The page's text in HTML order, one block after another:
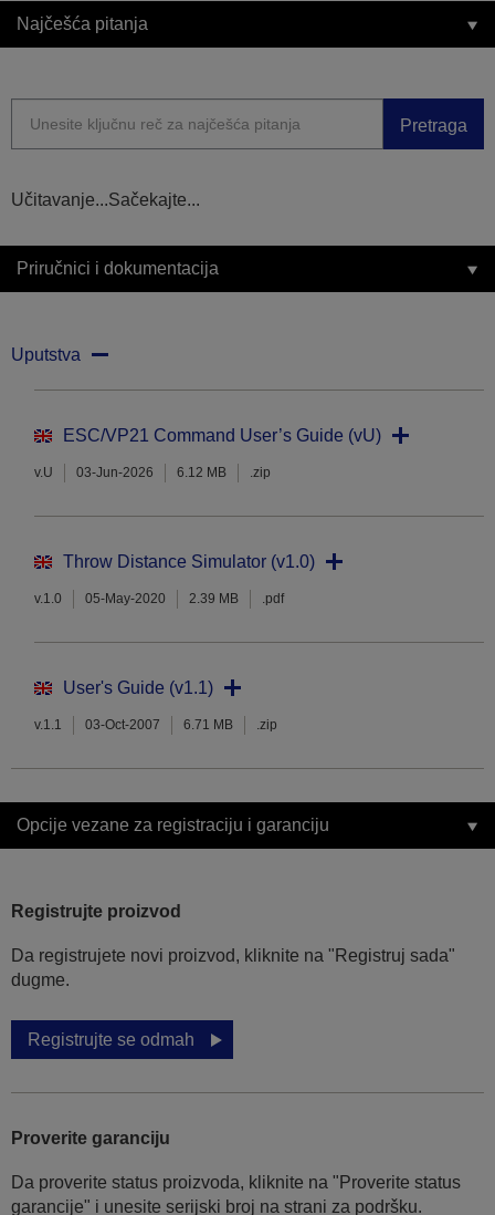
Najčešća pitanja
Pretraga
Učitavanje...Sačekajte...
Priručnici i dokumentacija
Uputstva
ESC/VP21 Command User’s Guide (vU)
v.U 03-Jun-2026 6.12 MB .zip
Throw Distance Simulator (v1.0)
v.1.0 05-May-2020 2.39 MB .pdf
User's Guide (v1.1)
v.1.1 03-Oct-2007 6.71 MB .zip
Opcije vezane za registraciju i garanciju
Registrujte proizvod
Da registrujete novi proizvod, kliknite na "Registruj sada"
dugme.
Registrujte se odmah
Proverite garanciju
Da proverite status proizvoda, kliknite na "Proverite status
garancije" i unesite serijski broj na strani za podršku.